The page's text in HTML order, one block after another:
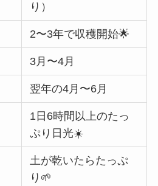
り）
2〜3年で収穫開始🌟
3月〜4月
翌年の4月〜6月
1日6時間以上のたっ
ぷり日光☀️
土が乾いたらたっぷ
り🌱